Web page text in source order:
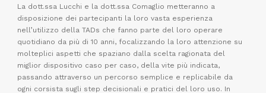
La dott.ssa Lucchi e la dott.ssa Comaglio metteranno a
disposizione dei partecipanti la loro vasta esperienza
nell’utilizzo della TADs che fanno parte del loro operare
quotidiano da più di 10 anni, focalizzando la loro attenzione su
molteplici aspetti che spaziano dalla scelta ragionata del
miglior dispositivo caso per caso, della vite più indicata,
passando attraverso un percorso semplice e replicabile da
ogni corsista sugli step decisionali e pratici del loro uso. In